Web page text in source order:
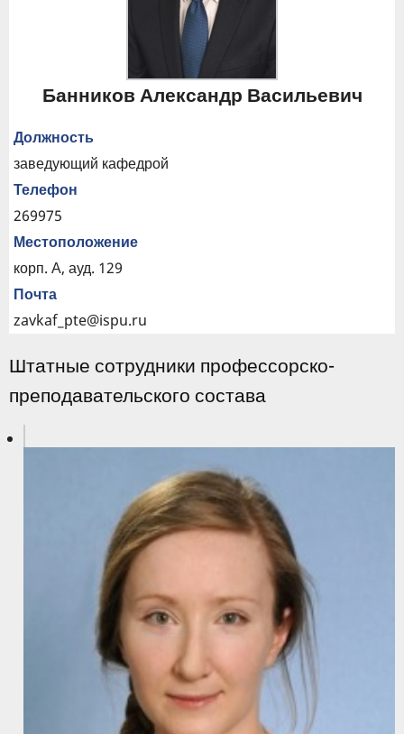
Банников Александр Васильевич
Должность
заведующий кафедрой
Телефон
269975
Местоположение
корп. А, ауд. 129
Почта
zavkaf_pte@ispu.ru
Штатные сотрудники профессорско-
преподавательского состава